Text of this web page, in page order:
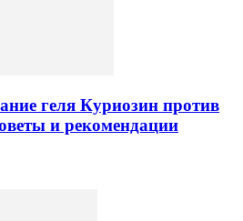
геля Куриозин против
и рекомендации